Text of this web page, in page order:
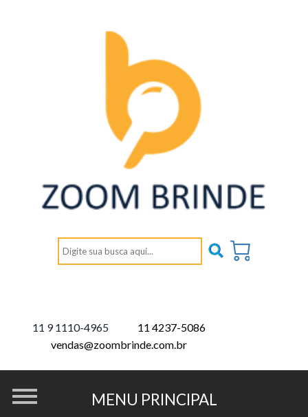
11 9 1110-4965
11 4237-5086
vendas@zoombrinde.com.br